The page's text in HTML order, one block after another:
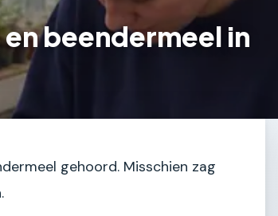
beendermeel in
gehoord. Misschien zag